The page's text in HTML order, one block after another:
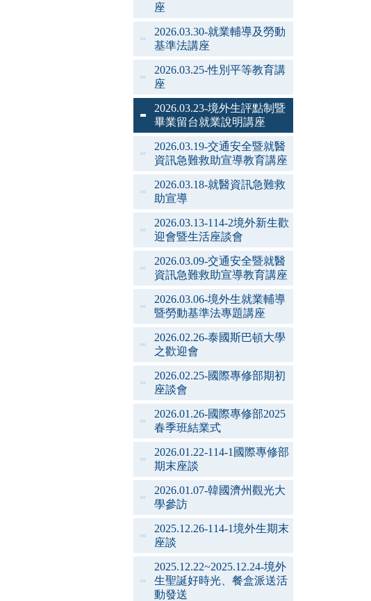
座
2026.03.30-就業輔導及勞動
基準法講座
2026.03.25-性別平等教育講
座
2026.03.23-境外生評點制暨
畢業留台就業說明講座
2026.03.19-交通安全暨就醫
資訊急難救助宣導教育講座
2026.03.18-就醫資訊急難救
助宣導
2026.03.13-114-2境外新生歡
迎會暨生活座談會
2026.03.09-交通安全暨就醫
資訊急難救助宣導教育講座
2026.03.06-境外生就業輔導
暨勞動基準法專題講座
2026.02.26-泰國斯巴頓大學
之歡迎會
2026.02.25-國際專修部期初
座談會
2026.01.26-國際專修部2025
春季班結業式
2026.01.22-114-1國際專修部
期末座談
2026.01.07-韓國濟州觀光大
學參訪
2025.12.26-114-1境外生期末
座談
2025.12.22~2025.12.24-境外
生聖誕好時光、餐盒派送活
動發送